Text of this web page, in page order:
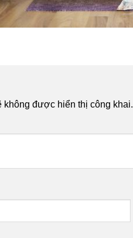
không được hiển thị công khai.